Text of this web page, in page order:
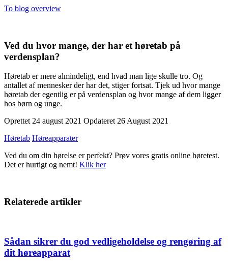
To blog overview
Ved du hvor mange, der har et høretab på
verdensplan?
Høretab er mere almindeligt, end hvad man lige skulle tro. Og
antallet af mennesker der har det, stiger fortsat. Tjek ud hvor mange
høretab der egentlig er på verdensplan og hvor mange af dem ligger
hos børn og unge.
Oprettet24 august 2021 Opdateret26 August 2021
Høretab Høreapparater
Ved du om din hørelse er perfekt? Prøv vores gratis online høretest.
Det er hurtigt og nemt! Klik her
Relaterede artikler
Sådan sikrer du god vedligeholdelse og rengøring af
dit høreapparat